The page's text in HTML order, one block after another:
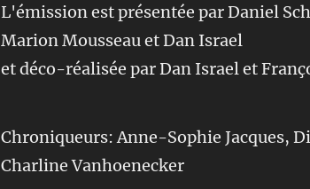
L'émission est présentée par Daniel
Marion Mousseau et Dan Israel
et déco-réalisée par Dan Israel et
Chroniqueurs: Anne-Sophie Jacques,
Charline Vanhoenecker